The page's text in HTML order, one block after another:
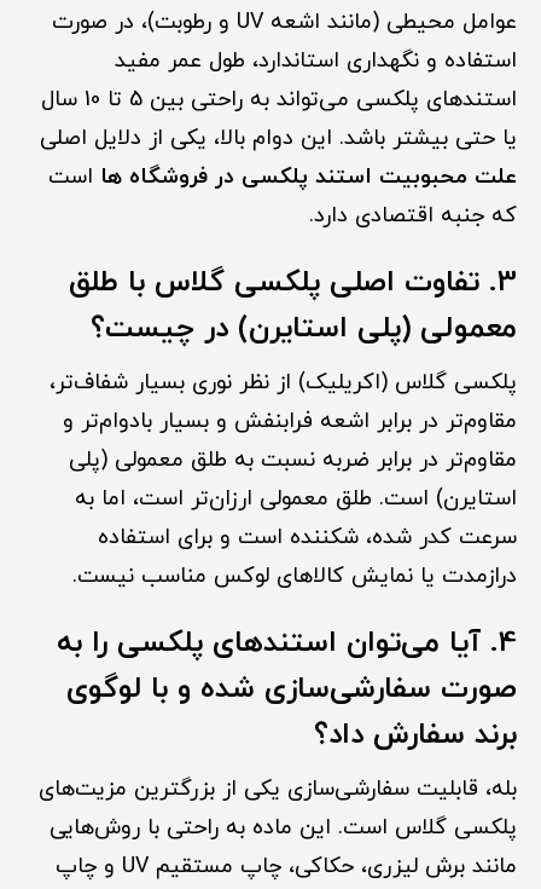
عوامل محیطی (مانند اشعه UV و رطوبت)، در صورت
استفاده و نگهداری استاندارد، طول عمر مفید
استندهای پلکسی می‌تواند به راحتی بین 5 تا 10 سال
یا حتی بیشتر باشد. این دوام بالا، یکی از دلایل اصلی
علت محبوبیت استند پلکسی در فروشگاه ها است
که جنبه اقتصادی دارد.
3. تفاوت اصلی پلکسی گلاس با طلق
معمولی (پلی استایرن) در چیست؟
پلکسی گلاس (اکریلیک) از نظر نوری بسیار شفاف‌تر،
مقاوم‌تر در برابر اشعه فرابنفش و بسیار بادوام‌تر و
مقاوم‌تر در برابر ضربه نسبت به طلق معمولی (پلی
استایرن) است. طلق معمولی ارزان‌تر است، اما به
سرعت کدر شده، شکننده است و برای استفاده
درازمدت یا نمایش کالاهای لوکس مناسب نیست.
4. آیا می‌توان استندهای پلکسی را به
صورت سفارشی‌سازی شده و با لوگوی
برند سفارش داد؟
بله، قابلیت سفارشی‌سازی یکی از بزرگترین مزیت‌های
پلکسی گلاس است. این ماده به راحتی با روش‌هایی
مانند برش لیزری، حکاکی، چاپ مستقیم UV و چاپ